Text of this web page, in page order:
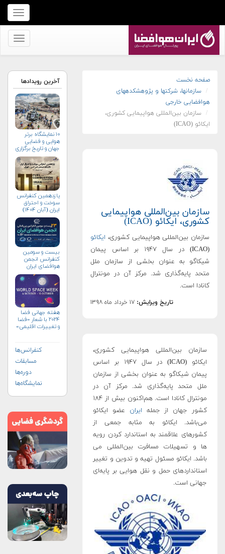
برای
نمایش
منو
برای
کنید
صفحه نخست
سازمان‏ها، شرکت‏ها و پژوهشکده‏های
هوافضایی خارجی
سازمان بین‌المللی هواپیمایی کشوری،
ایکائو (ICAO)
سازمان بین‌المللی هواپیمایی
کشوری، ایکائو (ICAO)
سازمان بین‌المللی هواپیمایی کشوری، ایکائو
(ICAO) در سال ۱۹۴۷ بر اساس پیمان
شیکاگو به عنوان بخشی از سازمان ملل
متحد پایه‌گذاری شد. مرکز آن در مونترال
کانادا است.
تاریخ ویرایش: ۱۷ خرداد ماه ۱۳۹۸
سازمان بین‌المللی هواپیمایی کشوری،
ایکائو (ICAO) در سال ۱۹۴۷ بر اساس
پیمان شیکاگو به عنوان بخشی از سازمان
ملل متحد پایه‌گذاری شد. مرکز آن در
مونترال کانادا است. هم‌اکنون بیش از ۱۸۴
کشور جهان از جمله ایران عضو ایکائو
می‌باشد. ایکائو به مثابه جمعی از
کشورهای علاقمند به استاندارد کردن رویه
ها و تسهیلات مسافرت بین‌المللی می
باشد. ایکائو مسئول تهیه و تدوین و تغییر
استانداردهای حمل و نقل هوایی بر پایه‌ای
جهانی است.
آخرین رویدادها
۱۰ نمایشگاه برتر
هوایی و فضایی
جهان و تاریخ برگزاری
آن‌ها
یازدهمین کنفرانس
سوخت و احتراق
ایران (آبان‌ ۱۴۰۴)
بیست و سومین
کنفرانس انجمن
هوافضای ايران
هفته جهانی فضا
۲۰۲۴ با شعار «فضا
و تغییرات اقلیمی»
کنفرانس‌ها
مسابقات
دوره‌ها
نمایشگاه‌ها